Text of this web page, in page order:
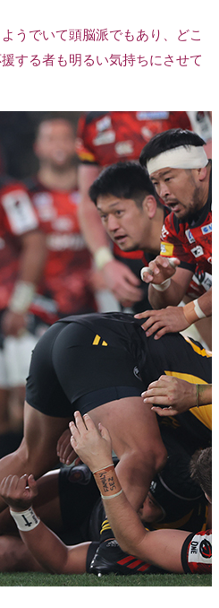
うでいて頭脳派でもあり、どこ
する者も明るい気持ちにさせて